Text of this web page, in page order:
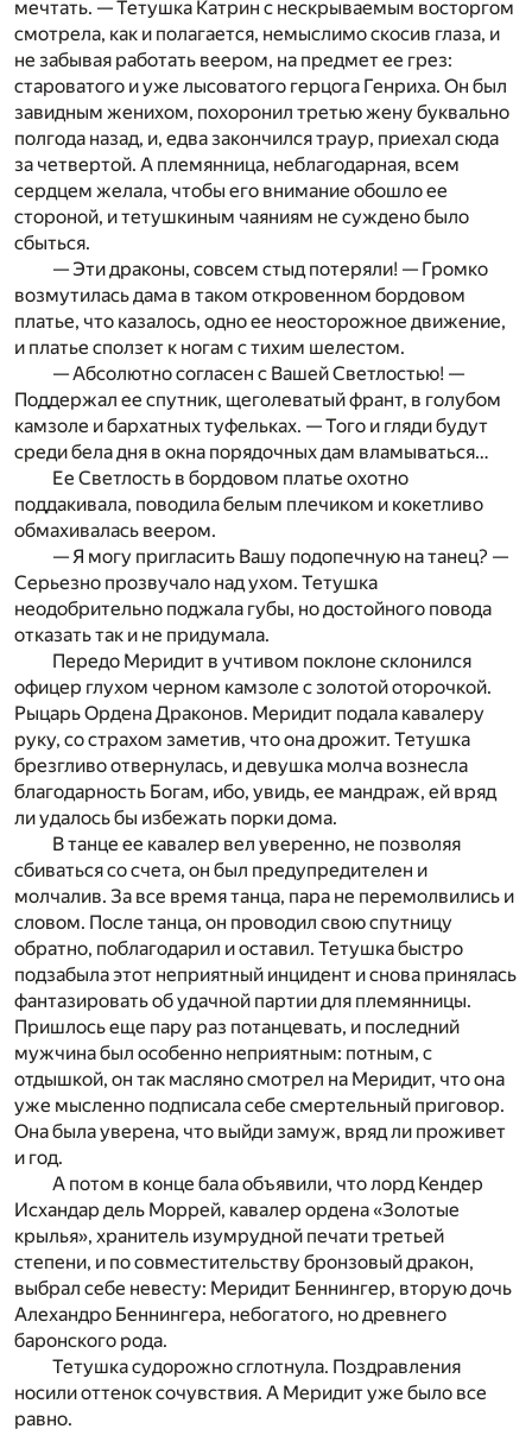
мечтать. — Тетушка Катрин с нескрываемым восторгом
смотрела, как и полагается, немыслимо скосив глаза, и
не забывая работать веером, на предмет ее грез:
староватого и уже лысоватого герцога Генриха. Он был
завидным женихом, похоронил третью жену буквально
полгода назад, и, едва закончился траур, приехал сюда
за четвертой. А племянница, неблагодарная, всем
сердцем желала, чтобы его внимание обошло ее
стороной, и тетушкиным чаяниям не суждено было
сбыться.
— Эти драконы, совсем стыд потеряли! — Громко
возмутилась дама в таком откровенном бордовом
платье, что казалось, одно ее неосторожное движение,
и платье сползет к ногам с тихим шелестом.
— Абсолютно согласен с Вашей Светлостью! —
Поддержал ее спутник, щеголеватый франт, в голубом
камзоле и бархатных туфельках. — Того и гляди будут
среди бела дня в окна порядочных дам вламываться…
Ее Светлость в бордовом платье охотно
поддакивала, поводила белым плечиком и кокетливо
обмахивалась веером.
— Я могу пригласить Вашу подопечную на танец? —
Серьезно прозвучало над ухом. Тетушка
неодобрительно поджала губы, но достойного повода
отказать так и не придумала.
Передо Меридит в учтивом поклоне склонился
офицер глухом черном камзоле с золотой оторочкой.
Рыцарь Ордена Драконов. Меридит подала кавалеру
руку, со страхом заметив, что она дрожит. Тетушка
брезгливо отвернулась, и девушка молча вознесла
благодарность Богам, ибо, увидь, ее мандраж, ей вряд
ли удалось бы избежать порки дома.
В танце ее кавалер вел уверенно, не позволяя
сбиваться со счета, он был предупредителен и
молчалив. За все время танца, пара не перемолвились и
словом. После танца, он проводил свою спутницу
обратно, поблагодарил и оставил. Тетушка быстро
подзабыла этот неприятный инцидент и снова принялась
фантазировать об удачной партии для племянницы.
Пришлось еще пару раз потанцевать, и последний
мужчина был особенно неприятным: потным, с
отдышкой, он так масляно смотрел на Меридит, что она
уже мысленно подписала себе смертельный приговор.
Она была уверена, что выйди замуж, вряд ли проживет
и год.
А потом в конце бала объявили, что лорд Кендер
Исхандар дель Моррей, кавалер ордена «Золотые
крылья», хранитель изумрудной печати третьей
степени, и по совместительству бронзовый дракон,
выбрал себе невесту: Меридит Беннингер, вторую дочь
Алехандро Беннингера, небогатого, но древнего
баронского рода.
Тетушка судорожно сглотнула. Поздравления
носили оттенок сочувствия. А Меридит уже было все
равно.